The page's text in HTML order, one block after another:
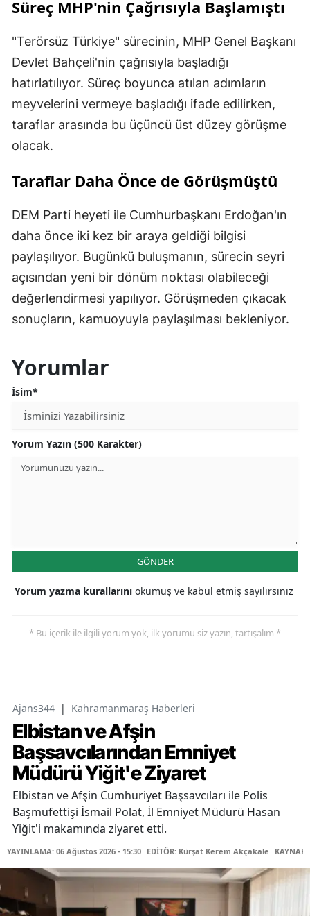
Süreç MHP'nin Çağrısıyla Başlamıştı
"Terörsüz Türkiye" sürecinin, MHP Genel Başkanı
Devlet Bahçeli'nin çağrısıyla başladığı
hatırlatılıyor. Süreç boyunca atılan adımların
meyvelerini vermeye başladığı ifade edilirken,
taraflar arasında bu üçüncü üst düzey görüşme
olacak.
Taraflar Daha Önce de Görüşmüştü
DEM Parti heyeti ile Cumhurbaşkanı Erdoğan'ın
daha önce iki kez bir araya geldiği bilgisi
paylaşılıyor. Bugünkü buluşmanın, sürecin seyri
açısından yeni bir dönüm noktası olabileceği
değerlendirmesi yapılıyor. Görüşmeden çıkacak
sonuçların, kamuoyuyla paylaşılması bekleniyor.
Yorumlar
İsim*
Yorum Yazın (500 Karakter)
GÖNDER
Yorum yazma kurallarını okumuş ve kabul etmiş sayılırsınız
* Bu içerik ile ilgili yorum yok, ilk yorumu siz yazın, tartışalım *
Ajans344 | Kahramanmaraş Haberleri
Elbistan ve Afşin
Başsavcılarından Emniyet
Müdürü Yiğit'e Ziyaret
Elbistan ve Afşin Cumhuriyet Başsavcıları ile Polis
Başmüfettişi İsmail Polat, İl Emniyet Müdürü Hasan
Yiğit'i makamında ziyaret etti.
YAYINLAMA: 06 Ağustos 2026 - 15:30 EDİTÖR: Kürşat Kerem Akçakale